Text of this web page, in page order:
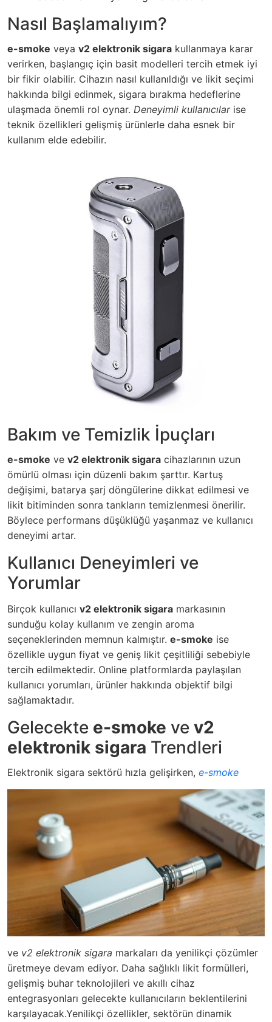
Nasıl Başlamalıyım?
e-smoke veya v2 elektronik sigara kullanmaya karar
verirken, başlangıç için basit modelleri tercih etmek iyi
bir fikir olabilir. Cihazın nasıl kullanıldığı ve likit seçimi
hakkında bilgi edinmek, sigara bırakma hedeflerine
ulaşmada önemli rol oynar. Deneyimli kullanıcılarise
teknik özellikleri gelişmiş ürünlerle daha esnek bir
kullanım elde edebilir.
Bakım ve Temizlik İpuçları
e-smoke ve v2 elektronik sigara cihazlarının uzun
ömürlü olması için düzenli bakım şarttır. Kartuş
değişimi, batarya şarj döngülerine dikkat edilmesi ve
likit bitiminden sonra tankların temizlenmesi önerilir.
Böylece performans düşüklüğü yaşanmaz ve kullanıcı
deneyimi artar.
Kullanıcı Deneyimleri ve
Yorumlar
Birçok kullanıcı v2 elektronik sigara markasının
sunduğu kolay kullanım ve zengin aroma
seçeneklerinden memnun kalmıştır. e-smoke ise
özellikle uygun fiyat ve geniş likit çeşitliliği sebebiyle
tercih edilmektedir. Online platformlarda paylaşılan
kullanıcı yorumları, ürünler hakkında objektif bilgi
sağlamaktadır.
Gelecekte e-smoke ve v2
elektronik sigara Trendleri
Elektronik sigara sektörü hızla gelişirken, e-smoke
ve v2 elektronik sigara markaları da yenilikçi çözümler
üretmeye devam ediyor. Daha sağlıklı likit formülleri,
gelişmiş buhar teknolojileri ve akıllı cihaz
entegrasyonları gelecekte kullanıcıların beklentilerini
karşılayacak.Yenilikçi özellikler, sektörün dinamik